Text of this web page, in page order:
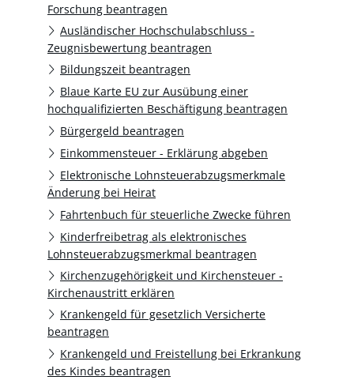
Forschung beantragen
Ausländischer Hochschulabschluss -
Zeugnisbewertung beantragen
Bildungszeit beantragen
Blaue Karte EU zur Ausübung einer
hochqualifizierten Beschäftigung beantragen
Bürgergeld beantragen
Einkommensteuer - Erklärung abgeben
Elektronische Lohnsteuerabzugsmerkmale
Änderung bei Heirat
Fahrtenbuch für steuerliche Zwecke führen
Kinderfreibetrag als elektronisches
Lohnsteuerabzugsmerkmal beantragen
Kirchenzugehörigkeit und Kirchensteuer -
Kirchenaustritt erklären
Krankengeld für gesetzlich Versicherte
beantragen
Krankengeld und Freistellung bei Erkrankung
des Kindes beantragen